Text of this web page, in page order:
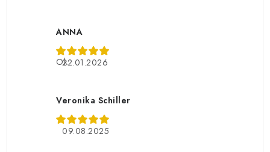
ANNA
22.01.2026
Ok
Veronika Schiller
09.08.2025